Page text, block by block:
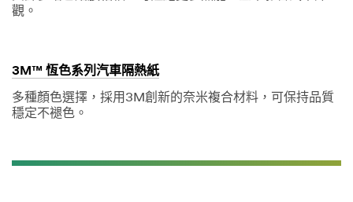
觀。
3M™ 恆色系列汽車隔熱紙
多種顏色選擇，採用3M創新的奈米複合材料，可保持品質
穩定不褪色。